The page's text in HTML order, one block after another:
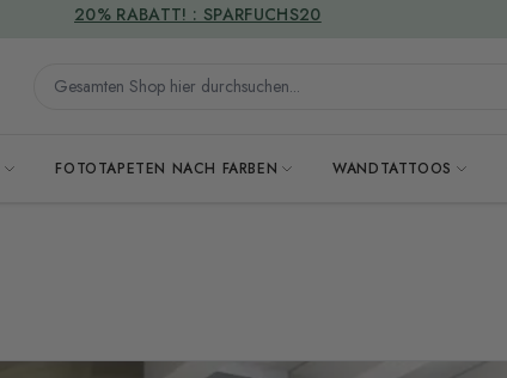
Gesamten Shop hier durchsuchen...
FOTOTAPETEN NACH FARBEN WANDTATTOOS
VERSANDKOSTENFREI